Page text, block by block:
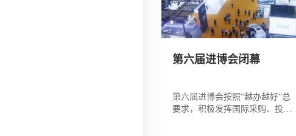
第六届进博会闭幕
第六届进博会按照“越办越好”总
要求，积极发挥国际采购、投资